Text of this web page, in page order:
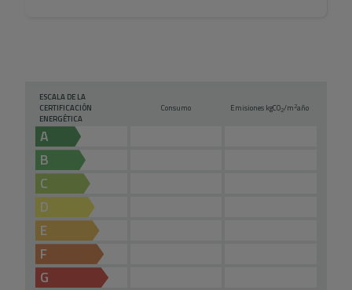
ESCALA DE LA
CERTIFICACIÓN
ENERGÉTICA
Consumo Emisiones kgCO2/m2año
A
B
C
D
E
F
G